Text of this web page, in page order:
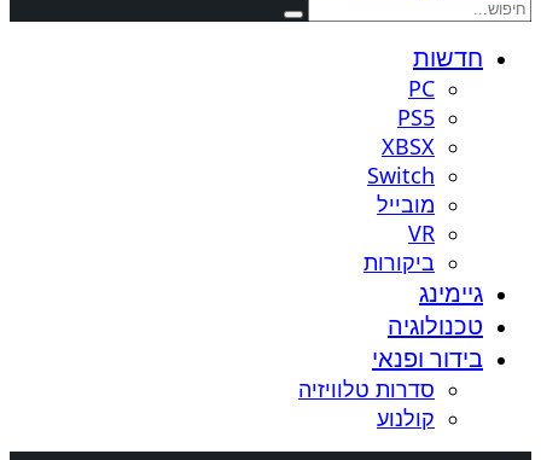
חדשות
PC
PS5
XBSX
Switch
מובייל
VR
ביקורות
גיימינג
טכנולוגיה
בידור ופנאי
סדרות טלוויזיה
קולנוע